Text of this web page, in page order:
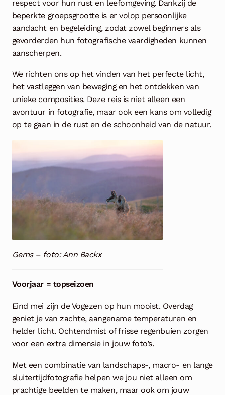
respect voor hun rust en leefomgeving. Dankzij de
beperkte groepsgrootte is er volop persoonlijke
aandacht en begeleiding, zodat zowel beginners als
gevorderden hun fotografische vaardigheden kunnen
aanscherpen.
We richten ons op het vinden van het perfecte licht,
het vastleggen van beweging en het ontdekken van
unieke composities. Deze reis is niet alleen een
avontuur in fotografie, maar ook een kans om volledig
op te gaan in de rust en de schoonheid van de natuur.
Gems – foto: Ann Backx
Voorjaar = topseizoen
Eind mei zijn de Vogezen op hun mooist. Overdag
geniet je van zachte, aangename temperaturen en
helder licht. Ochtendmist of frisse regenbuien zorgen
voor een extra dimensie in jouw foto’s.
Met een combinatie van landschaps-, macro- en lange
sluitertijdfotografie helpen we jou niet alleen om
prachtige beelden te maken, maar ook om jouw